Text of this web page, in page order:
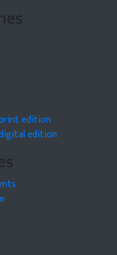
edition
edition